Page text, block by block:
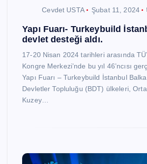
Cevdet USTA Şubat 11, 2024
Yapı Fuarı- Turkeybuild
devlet desteği aldı.
17-20 Nisan 2024 tarihleri arasında
Kongre Merkezi’nde bu yıl 46’ncısı
Yapı Fuarı – Turkeybuild İstanbul
Devletler Topluluğu (BDT) ülkeleri,
Kuzey…